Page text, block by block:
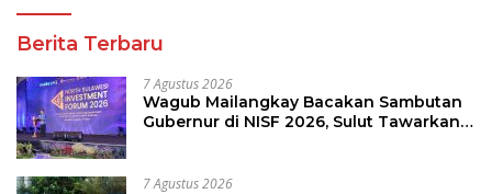
Berita Terbaru
7 Agustus 2026
Wagub Mailangkay Bacakan Sambutan
Gubernur di NISF 2026, Sulut Tawarkan
7 Agustus 2026